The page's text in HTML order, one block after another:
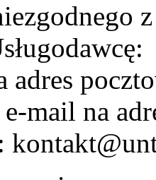
adres
e-mail na